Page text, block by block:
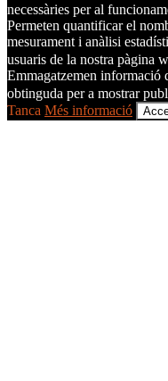
necessàries per al
Permeten quantificar el
mesurament i anàlisi
usuaris de la nostra pàgina
Emmagatzemen informació
obtinguda per a mostrar
Tanca Més informació